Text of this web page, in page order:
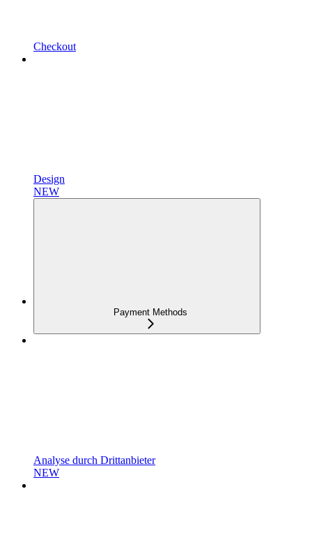
Checkout
Design
NEW
Payment Methods
Analyse durch Drittanbieter
NEW